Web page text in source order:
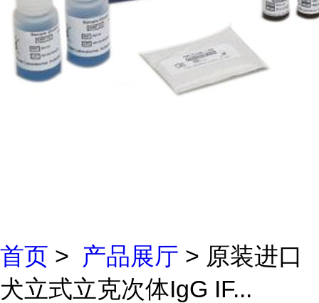
首页 > 产品展厅 > 原装进口
犬立式立克次体IgG IF...